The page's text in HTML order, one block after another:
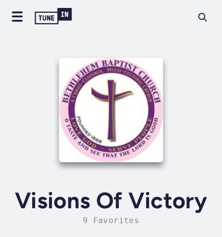
Visions Of Victory
9 Favorites